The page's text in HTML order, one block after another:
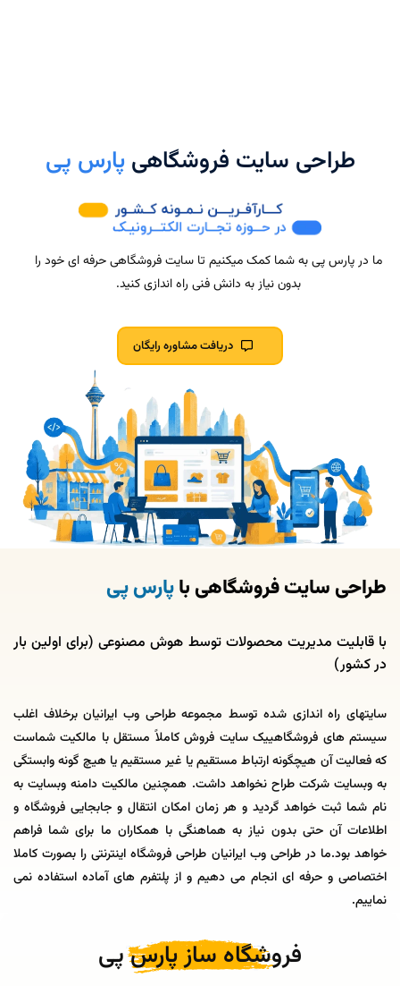
طراحی سایت فروشگاهیپارس پی
ما در پارس پی به شما کمک میکنیم تا سایت فروشگاهی حرفه ای خود را
بدون نیاز به دانش فنی راه اندازی کنید.
دریافت مشاوره رایگان
طراحی سایت فروشگاهی باپارس پی
با قابلیت مدیریت محصولات توسط هوش مصنوعی (برای اولین بار
در کشور)
سایتهای راه اندازی شده توسط مجموعه طراحی وب ایرانیان برخلاف اغلب
سیستم های فروشگاهییک سایت فروش کاملاً مستقل با مالکیت شماست
که فعالیت آن هیچگونه ارتباط مستقیم یا غیر مستقیم یا هیچ گونه وابستگی
به وبسایت شرکت طراح نخواهد داشت. همچنین مالکیت دامنه وبسایت به
نام شما ثبت خواهد گردید و هر زمان امکان انتقال و جابجایی فروشگاه و
اطلاعات آن حتی بدون نیاز به هماهنگی با همکاران ما برای شما فراهم
خواهد بود.ما در طراحی وب ایرانیان طراحی فروشگاه اینترنتی را بصورت کاملا
اختصاصی و حرفه ای انجام می دهیم و از پلتفرم های آماده استفاده نمی
نماییم.
فروشگاه ساز پارس پی